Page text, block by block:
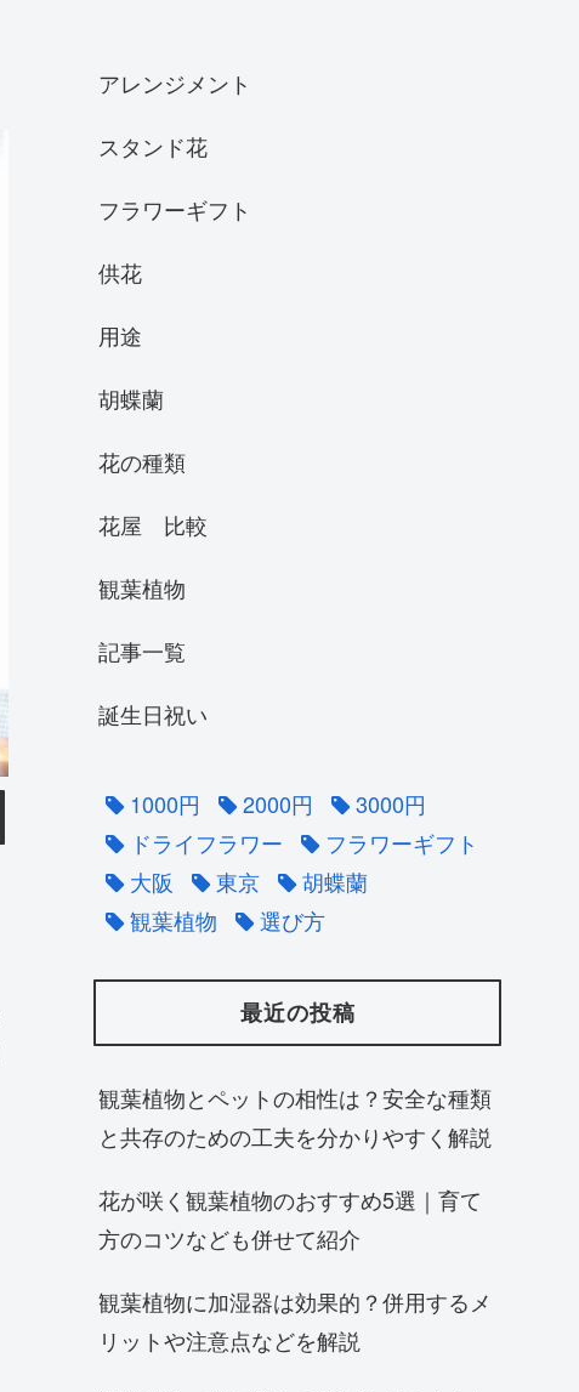
アレンジメント
スタンド花
フラワーギフト
供花
用途
胡蝶蘭
花の種類
花屋 比較
観葉植物
記事一覧
誕生日祝い
1000円 2000円
3000円
ドライフラワー
フラワーギフト
大阪
東京
胡蝶蘭
観葉植物
選び方
最近の投稿
観葉植物とペットの相性は？安全な種類
と共存のための工夫を分かりやすく解説
花が咲く観葉植物のおすすめ5選｜育て
方のコツなども併せて紹介
観葉植物に加湿器は効果的？併用するメ
リットや注意点などを解説